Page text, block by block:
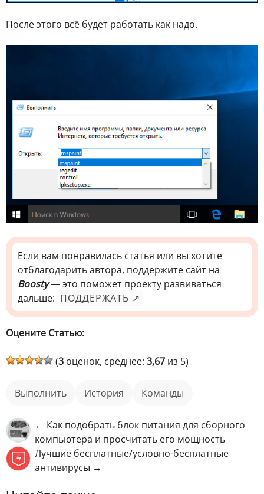
После этого всё будет работать как надо.
Если вам понравилась статья или вы хотите
отблагодарить автора, поддержите сайт на
Boosty— это поможет проекту развиваться
дальше: ПОДДЕРЖАТЬ ↗
Оцените Статью:
(3 оценок, среднее: 3,67 из 5)
Выполнить история команды
← Как подобрать блок питания для сборного
компьютера и просчитать его мощность
Лучшие бесплатные/условно-бесплатные
антивирусы →